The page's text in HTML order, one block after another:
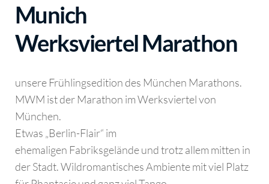
Munich
Werksviertel Marathon
unsere Frühlingsedition des München Marathons.
MWM ist der Marathon im Werksviertel von
München.
Etwas „Berlin-Flair“ im
ehemaligen Fabriksgelände und trotz allem mitten in
der Stadt. Wildromantisches Ambiente mit viel Platz